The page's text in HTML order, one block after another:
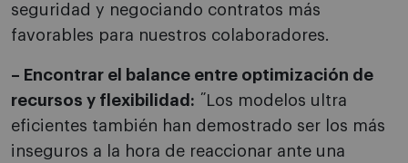
seguridad y negociando contratos más
favorables para nuestros colaboradores.
– Encontrar el balance entre optimización de
recursos y flexibilidad: ˝Los modelos ultra
eficientes también han demostrado ser los más
inseguros a la hora de reaccionar ante una